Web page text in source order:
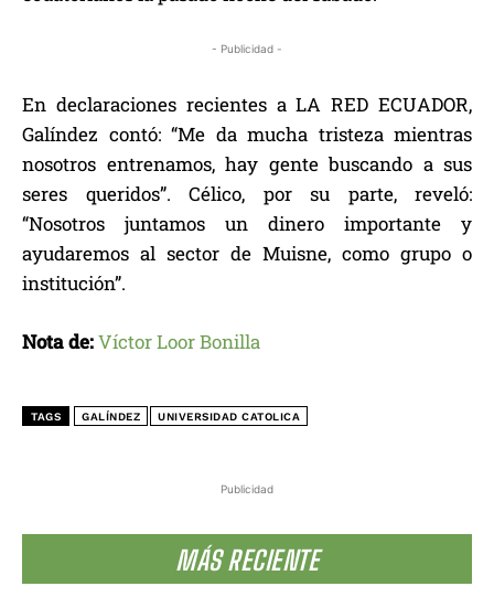
Publicidad
MÁS RECIENTE
- Publicidad -
En declaraciones recientes a LA RED ECUADOR,
Galíndez contó: “Me da mucha tristeza mientras
nosotros entrenamos, hay gente buscando a sus
seres queridos”. Célico, por su parte, reveló:
“Nosotros juntamos un dinero importante y
ayudaremos al sector de Muisne, como grupo o
institución”.
Nota de:Víctor Loor Bonilla
TAGS GALÍNDEZ UNIVERSIDAD CATOLICA